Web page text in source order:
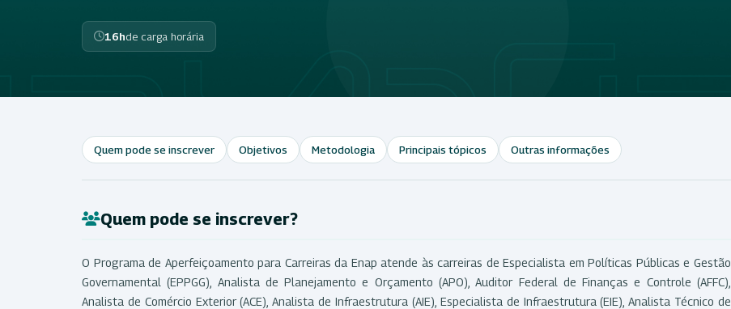
16hde carga horária
Quem pode se inscrever Objetivos Metodologia Principais tópicos Outras informações
Quem pode se inscrever?
O Programa de Aperfeiçoamento para Carreiras da Enap atende às carreiras de Especialista em Políticas Públicas e Gestão
Governamental (EPPGG), Analista de Planejamento e Orçamento (APO), Auditor Federal de Finanças e Controle (AFFC),
Analista de Comércio Exterior (ACE), Analista de Infraestrutura (AIE), Especialista de Infraestrutura (EIE), Analista Técnico de